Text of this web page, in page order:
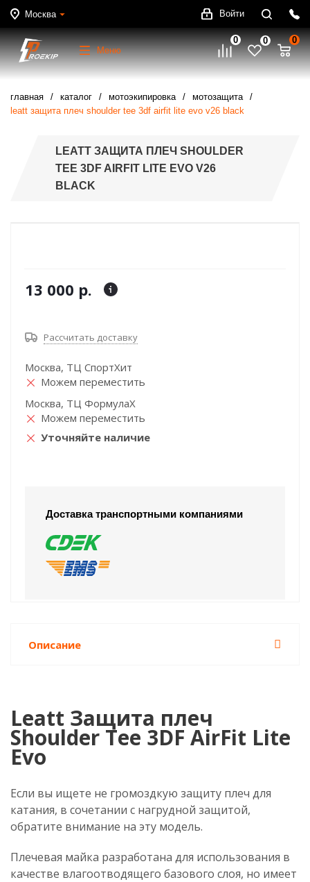
Москва Войти
Меню
0 0 0
главная каталог мотоэкипировка
мотозащита
leatt защита плеч shoulder tee 3df airfit lite evo v26 black
LEATT ЗАЩИТА ПЛЕЧ SHOULDER
TEE 3DF AIRFIT LITE EVO V26
BLACK
13 000 р.
Рассчитать доставку
Москва, ТЦ СпортХит
Можем переместить
Москва, ТЦ ФормулаХ
Можем переместить
Уточняйте наличие
Доставка транспортными компаниями
Описание
Leatt Защита плеч
Shoulder Tee 3DF AirFit Lite
Evo
Если вы ищете не громоздкую защиту плеч для
катания, в сочетании с нагрудной защитой,
обратите внимание на эту модель.
Плечевая майка разработана для использования в
качестве влагоотводящего базового слоя, но имеет